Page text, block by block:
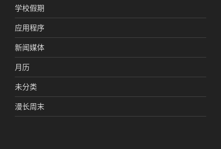
学校假期
应用程序
新闻媒体
月历
未分类
漫长周末